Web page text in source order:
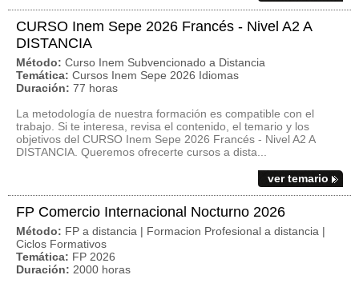
CURSO Inem Sepe 2026 Francés - Nivel A2 A
DISTANCIA
Método: Curso Inem Subvencionado a Distancia
Temática: Cursos Inem Sepe 2026 Idiomas
Duración: 77 horas
La metodología de nuestra formación es compatible con el
trabajo. Si te interesa, revisa el contenido, el temario y los
objetivos del CURSO Inem Sepe 2026 Francés - Nivel A2 A
DISTANCIA. Queremos ofrecerte cursos a dista...
ver temario
FP Comercio Internacional Nocturno 2026
Método: FP a distancia | Formacion Profesional a distancia |
Ciclos Formativos
Temática: FP 2026
Duración: 2000 horas